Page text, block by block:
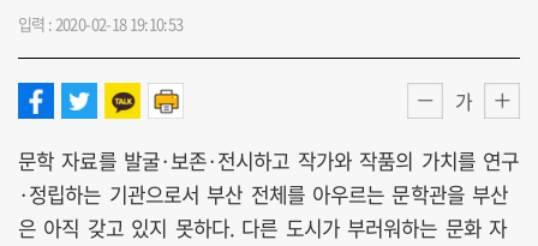
입력 : 2020-02-18 19:10:53
가
문학 자료를 발굴·보존·전시하고 작가와 작품의 가치를 연구
·정립하는 기관으로서 부산 전체를 아우르는 문학관을 부산
은 아직 갖고 있지 못하다. 다른 도시가 부러워하는 문화 자